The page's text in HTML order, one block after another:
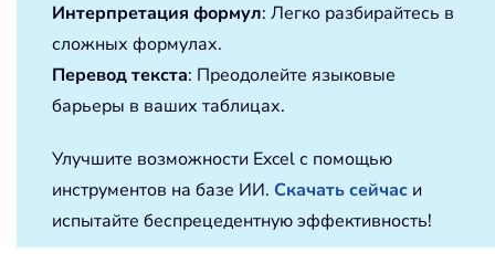
Интерпретация формул: Легко разбирайтесь в
сложных формулах.
Перевод текста: Преодолейте языковые
барьеры в ваших таблицах.
Улучшите возможности Excel с помощью
инструментов на базе ИИ. Скачать сейчас и
испытайте беспрецедентную эффективность!